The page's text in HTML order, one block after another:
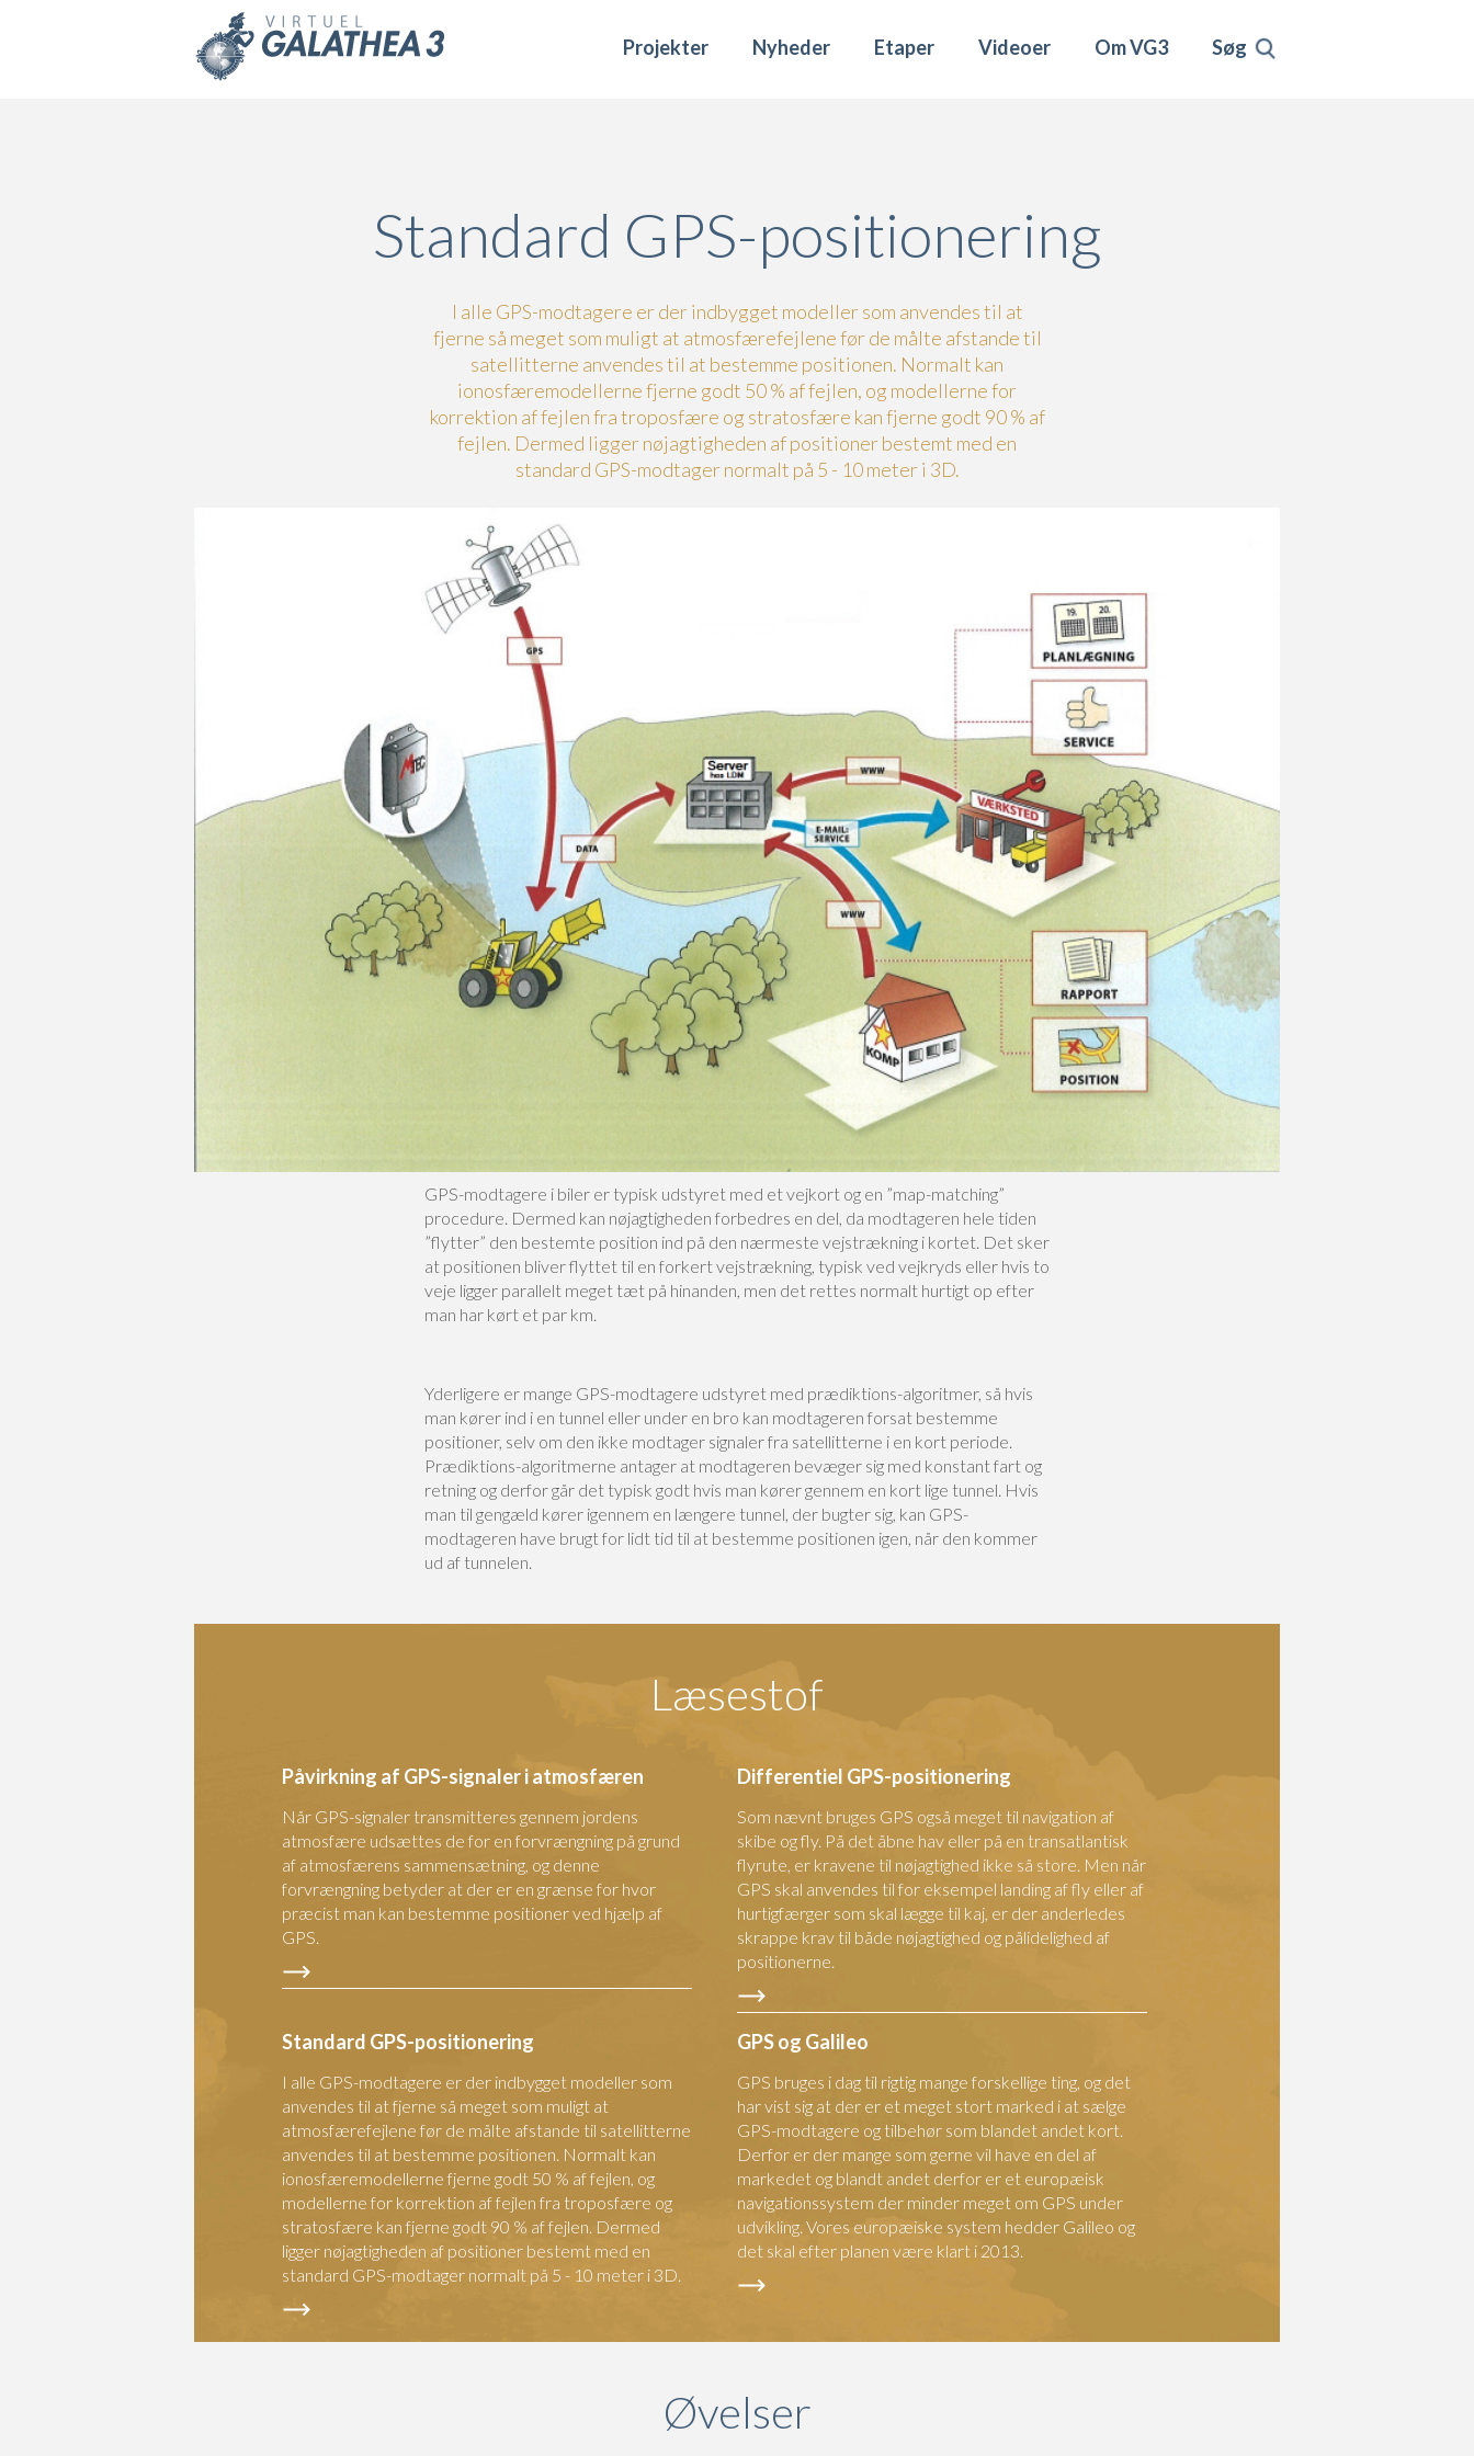
Projekter Nyheder Etaper Videoer Om VG3 Søg
Standard GPS-positionering
I alle GPS-modtagere er der indbygget modeller som anvendes til at
fjerne så meget som muligt at atmosfærefejlene før de målte afstande til
satellitterne anvendes til at bestemme positionen. Normalt kan
ionosfæremodellerne fjerne godt 50 % af fejlen, og modellerne for
korrektion af fejlen fra troposfære og stratosfære kan fjerne godt 90 % af
fejlen. Dermed ligger nøjagtigheden af positioner bestemt med en
standard GPS-modtager normalt på 5 - 10 meter i 3D.
GPS-modtagere i biler er typisk udstyret med et vejkort og en ”map-matching”
procedure. Dermed kan nøjagtigheden forbedres en del, da modtageren hele tiden
”flytter” den bestemte position ind på den nærmeste vejstrækning i kortet. Det sker
at positionen bliver flyttet til en forkert vejstrækning, typisk ved vejkryds eller hvis to
veje ligger parallelt meget tæt på hinanden, men det rettes normalt hurtigt op efter
man har kørt et par km.
Yderligere er mange GPS-modtagere udstyret med prædiktions-algoritmer, så hvis
man kører ind i en tunnel eller under en bro kan modtageren forsat bestemme
positioner, selv om den ikke modtager signaler fra satellitterne i en kort periode.
Prædiktions-algoritmerne antager at modtageren bevæger sig med konstant fart og
retning og derfor går det typisk godt hvis man kører gennem en kort lige tunnel. Hvis
man til gengæld kører igennem en længere tunnel, der bugter sig, kan GPS-
modtageren have brugt for lidt tid til at bestemme positionen igen, når den kommer
ud af tunnelen.
Læsestof
Påvirkning af GPS-signaler i atmosfæren
Når GPS-signaler transmitteres gennem jordens
atmosfære udsættes de for en forvrængning på grund
af atmosfærens sammensætning, og denne
forvrængning betyder at der er en grænse for hvor
præcist man kan bestemme positioner ved hjælp af
GPS.
Differentiel GPS-positionering
Som nævnt bruges GPS også meget til navigation af
skibe og fly. På det åbne hav eller på en transatlantisk
flyrute, er kravene til nøjagtighed ikke så store. Men når
GPS skal anvendes til for eksempel landing af fly eller af
hurtigfærger som skal lægge til kaj, er der anderledes
skrappe krav til både nøjagtighed og pålidelighed af
positionerne.
Standard GPS-positionering
I alle GPS-modtagere er der indbygget modeller som
anvendes til at fjerne så meget som muligt at
atmosfærefejlene før de målte afstande til satellitterne
anvendes til at bestemme positionen. Normalt kan
ionosfæremodellerne fjerne godt 50 % af fejlen, og
modellerne for korrektion af fejlen fra troposfære og
stratosfære kan fjerne godt 90 % af fejlen. Dermed
ligger nøjagtigheden af positioner bestemt med en
standard GPS-modtager normalt på 5 - 10 meter i 3D.
GPS og Galileo
GPS bruges i dag til rigtig mange forskellige ting, og det
har vist sig at der er et meget stort marked i at sælge
GPS-modtagere og tilbehør som blandet andet kort.
Derfor er der mange som gerne vil have en del af
markedet og blandt andet derfor er et europæisk
navigationssystem der minder meget om GPS under
udvikling. Vores europæiske system hedder Galileo og
det skal efter planen være klart i 2013.
Øvelser